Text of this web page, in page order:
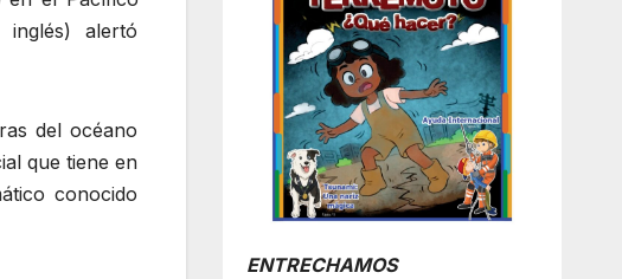
inglés) alertó
del océano
que tiene en
conocido
ENTRECHAMOS